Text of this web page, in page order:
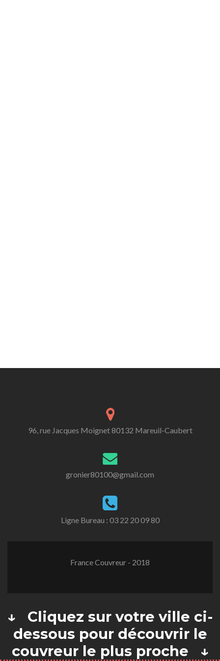
96, rue Jacques Moignet 80132 Mareuil-Caubert
gronier80100@gmail.com
Ligne Bureau : 03 22 20 09 80
France Couvreur - 2018
↓ Cliquez sur votre ville ci-
dessous pour découvrir le
couvreur le plus proche ↓